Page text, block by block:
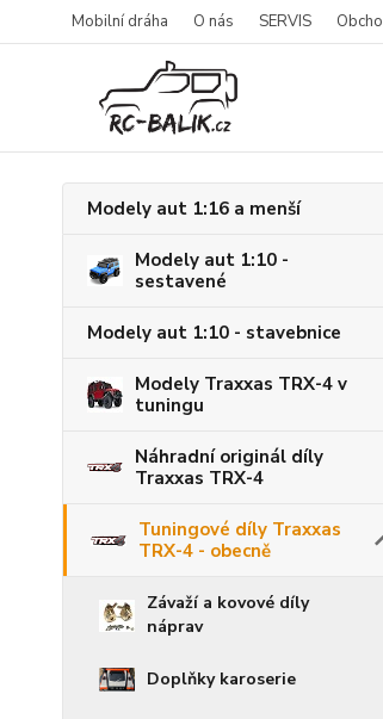
Mobilní dráha O nás SERVIS
Modely aut 1:16 a menší
Modely aut 1:10 -
sestavené
Modely aut 1:10 - stavebnice
Modely Traxxas TRX-4 v
tuningu
Náhradní originál díly
Traxxas TRX-4
Tuningové díly Traxxas
TRX-4 - obecně
Závaží a kovové díly
náprav
Doplňky karoserie